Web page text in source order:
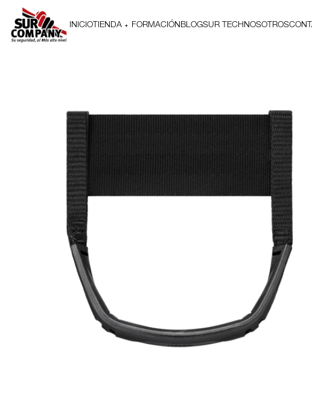
INICIO TIENDA FORMACIÓNBLOGSUR TECHNOSOTROS